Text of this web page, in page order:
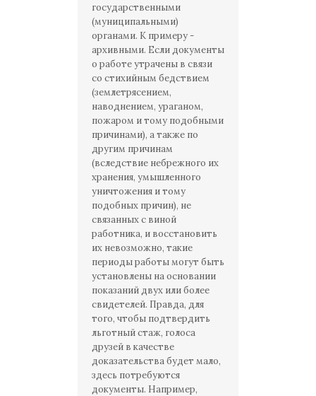
государственными
(муниципальными)
органами. К примеру -
архивными. Если документы
о работе утрачены в связи
со стихийным бедствием
(землетрясением,
наводнением, ураганом,
пожаром и тому подобными
причинами), а также по
другим причинам
(вследствие небрежного их
хранения, умышленного
уничтожения и тому
подобных причин), не
связанных с виной
работника, и восстановить
их невозможно, такие
периоды работы могут быть
установлены на основании
показаний двух или более
свидетелей. Правда, для
того, чтобы подтвердить
льготный стаж, голоса
друзей в качестве
доказательства будет мало,
здесь потребуются
документы. Например,